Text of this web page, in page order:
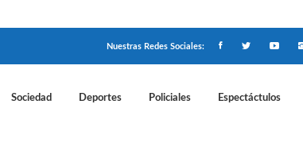
Nuestras Redes Sociales:
Sociedad Deportes Policiales Espectáctulos